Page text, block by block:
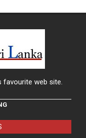
favourite web site.